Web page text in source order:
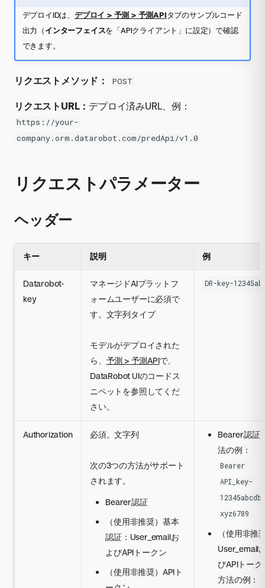
デプロイIDは、 デプロイ > 予測 > 予測APIタブのサンプルコード
出力（インターフェイスを「APIクライアント」に設定）で確認
できます。
リクエストメソッド： POST
リクエストURL： デプロイ済みURL、例：
https://your-
company.orm.datarobot.com/predApi/v1.0
リクエストパラメーター
ヘッダー
キー 説明 例
Datarobot-
key
マネージドAIプラットフ
ォームユーザーに必須で
す。文字列タイプ
モデルがデプロイされた
ら、 予測 > 予測APIで、
DataRobot UIのコードス
ニペットを参照してくだ
さい。
DR-key-
Authorization 必須。文字列
次の3つの方法がサポート
されます。
Bearer認証
（使用非推奨）基本
認証：User_emailお
よびAPIトークン
（使用非推奨）APIト
Bearer認証
法の例：
Bearer
API_key-
12345abcdb-
xyz6789
（使用非推
User_email
びAPIトーク
方法の例：